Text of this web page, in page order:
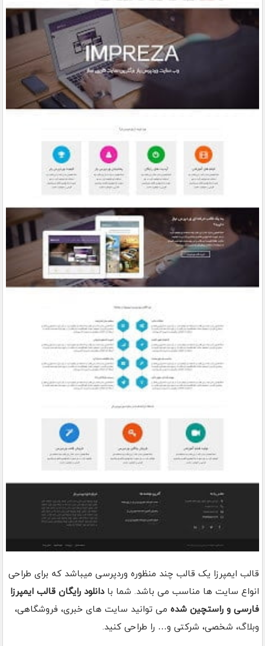
قالب ایمپرزا یک قالب چند منظوره وردپرسی میباشد که برای طراحی
انواع سایت ها مناسب می باشد. شما بادانلود رایگان قالب ایمپرزا
فارسی و راستچین شده می توانید سایت های خبری، فروشگاهی،
وبلاگ، شخصی، شرکتی و… را طراحی کنید.